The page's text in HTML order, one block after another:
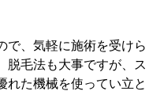
で、気軽に施術を受けら
脱毛法も大事ですが、ス
れた機械を使ってい立と